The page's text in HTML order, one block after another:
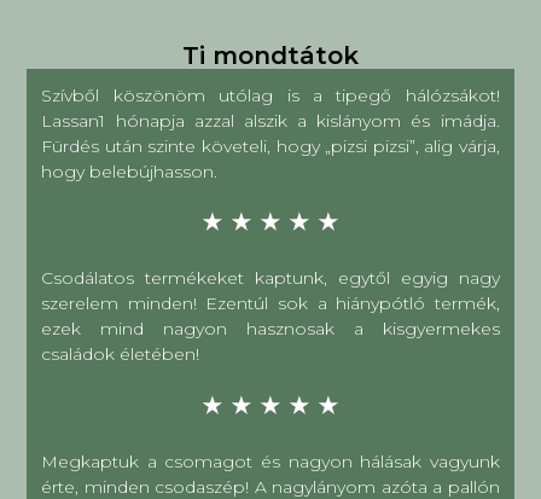
Ti mondtátok
Szívből köszönöm utólag is a tipegő hálózsákot!
Lassan1 hónapja azzal alszik a kislányom és imádja.
Fürdés után szinte követeli, hogy „pizsi pizsi”, alig várja,
hogy belebújhasson.
★ ★ ★ ★ ★
Rita
Csodálatos termékeket kaptunk, egytől egyig nagy
szerelem minden! Ezentúl sok a hiánypótló termék,
ezek mind nagyon hasznosak a kisgyermekes
családok életében!
★ ★ ★ ★ ★
Megkaptuk a csomagot és nagyon hálásak vagyunk
érte, minden csodaszép! A nagylányom azóta a pallón